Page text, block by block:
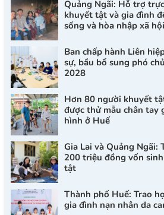
Quảng Ngãi: Hỗ trợ
khuyết tật và gia đình
sống và hòa nhập xã hội
Ban chấp hành Liên
sự, bầu bổ sung phó
2028
Hơn 80 người khuyết
được thử mẫu chân tay
hình ở Huế
Gia Lai và Quảng Ngãi:
200 triệu đồng vốn
tật
Thành phố Huế: Trao
gia đình nạn nhân da